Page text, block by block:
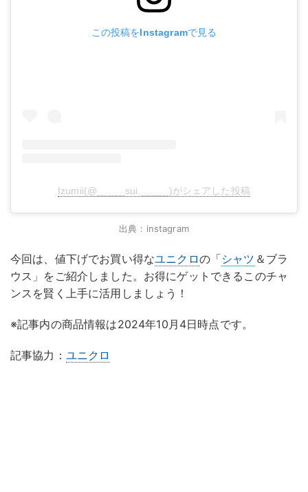
この投稿をInstagramで見る
Izumii(@_____sui._____)がシェアした投稿
出典：instagram
今回は、値下げでお買い得なユニクロの「シャツ ＆ブラ
ウス」をご紹介しました。お得にゲットできるこのチャ
ンスを賢く上手に活用しましょう！
※記事内の商品情報は2024年10月4日時点です。
記事協力： ユニクロ